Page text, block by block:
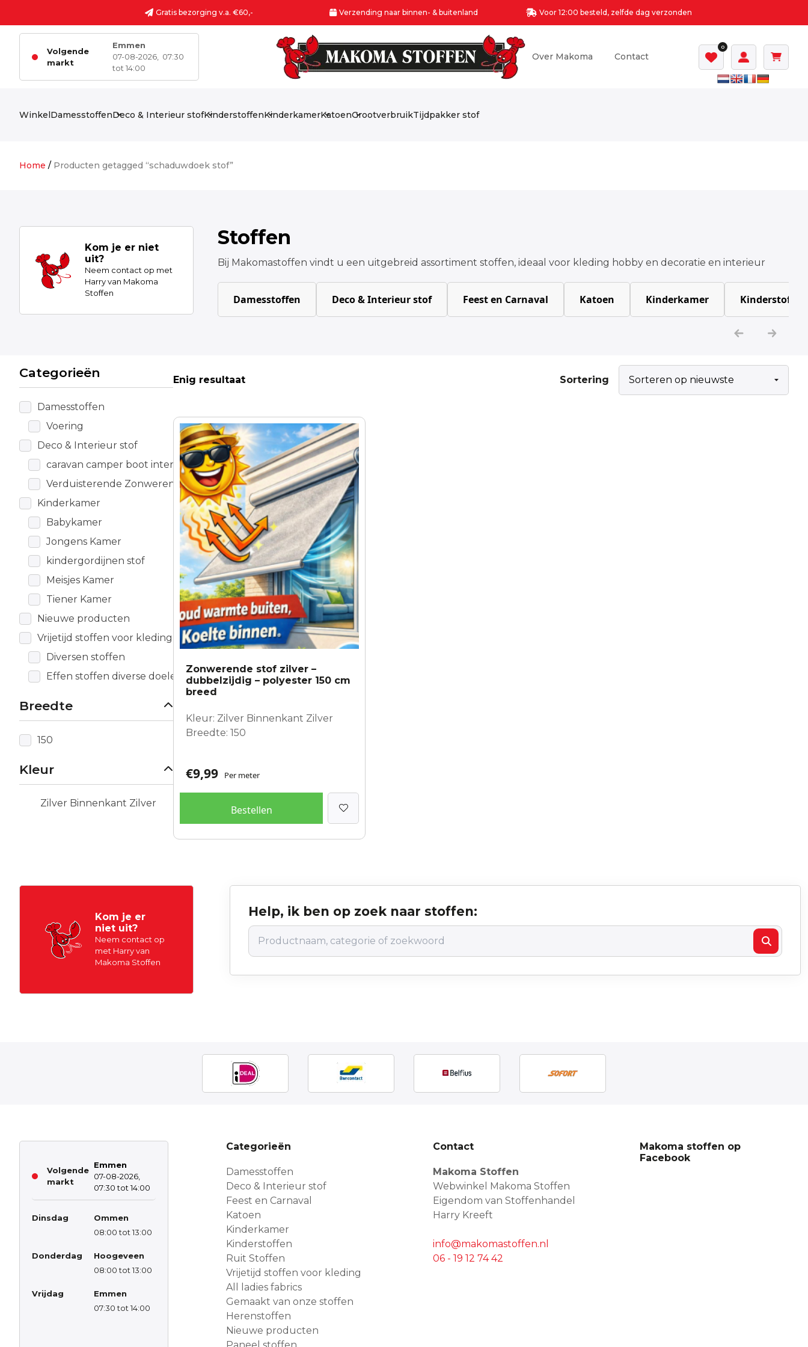
Gratis bezorging v.a. €60,- Verzending naar binnen- & buitenland Voor 12:00 besteld, zelfde dag verzonden
Volgende
markt
Emmen
07-08-2026,
07:30
tot 14:00
Over Makoma Contact
0
WinkelDamesstoffenDeco & Interieur stofKinderstoffenKinderkamerKatoenGrootverbruikTijdpakker stof
Home / Producten getagged “schaduwdoek stof”
Kom je er niet
uit?
Neem contact op met
Harry van Makoma
Stoffen
Stoffen
Bij Makomastoffen vindt u een uitgebreid assortiment stoffen, ideaal voor kleding hobby en decoratie en interieur
Damesstoffen Deco & Interieur stof Feest en Carnaval Katoen Kinderkamer Kinderstoffen
Categorieën
Damesstoffen
Voering
Deco & Interieur stof
caravan camper boot interieur
Verduisterende Zonwerende stof
Kinderkamer
Babykamer
Jongens Kamer
kindergordijnen stof
Meisjes Kamer
Tiener Kamer
Nieuwe producten
Vrijetijd stoffen voor kleding
Diversen stoffen
Effen stoffen diverse doeleinden
Breedte
150
Kleur
Zilver Binnenkant Zilver
Enig resultaat Sortering
Zonwerende stof zilver –
dubbelzijdig – polyester 150 cm
breed
Kleur: Zilver Binnenkant Zilver
Breedte: 150
€9,99 Per meter
Bestellen
Kom je er
niet uit?
Neem contact op
met Harry van
Makoma Stoffen
Help, ik ben op zoek naar stoffen:
Volgende
markt
Emmen
07-08-2026,
07:30 tot 14:00
Dinsdag
Ommen
08:00 tot 13:00
Donderdag
Hoogeveen
08:00 tot 13:00
Vrijdag
Emmen
07:30 tot 14:00
Categorieën
Damesstoffen
Deco & Interieur stof
Feest en Carnaval
Katoen
Kinderkamer
Kinderstoffen
Ruit Stoffen
Vrijetijd stoffen voor kleding
All ladies fabrics
Gemaakt van onze stoffen
Herenstoffen
Nieuwe producten
Paneel stoffen
Contact
Makoma Stoffen
Webwinkel Makoma Stoffen
Eigendom van Stoffenhandel
Harry Kreeft
info@makomastoffen.nl
06 - 19 12 74 42
Makoma stoffen op
Facebook